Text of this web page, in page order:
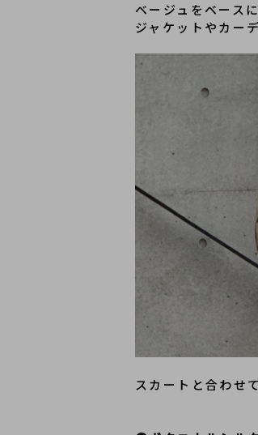
ベージュをベース
ジャケットやカー
スカートと合わせ